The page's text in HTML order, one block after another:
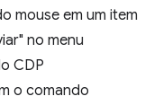
mouse em um item
no menu
CDP
o comando